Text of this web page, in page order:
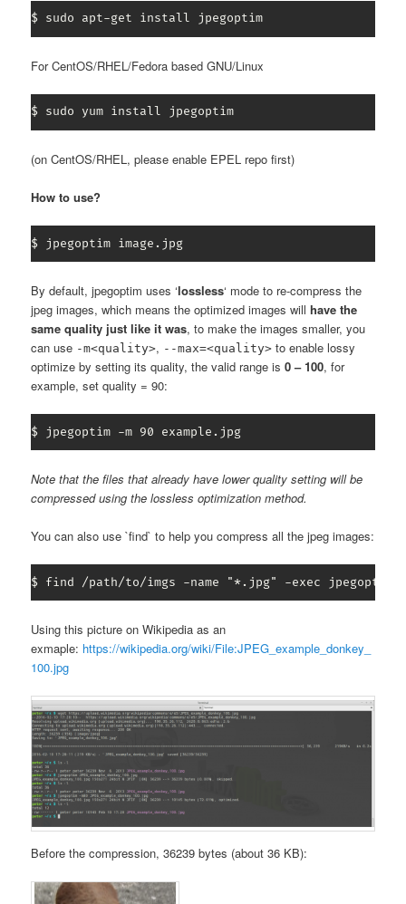
$ sudo apt-get install jpegoptim
For CentOS/RHEL/Fedora based GNU/Linux
$ sudo yum install jpegoptim
(on CentOS/RHEL, please enable EPEL repo first)
How to use?
$ jpegoptim image.jpg
By default, jpegoptim uses ‘lossless‘ mode to re-compress the
jpeg images, which means the optimized images willhave the
same quality just like it was, to make the images smaller, you
can use -m<quality>, --max=<quality> to enable lossy
optimize by setting its quality, the valid range is0 – 100, for
example, set quality = 90:
$ jpegoptim -m 90 example.jpg
Note that the files that already have lower quality setting will be
compressed using the lossless optimization method.
You can also use `find` to help you compress all the jpeg images:
$ find /path/to/imgs -name "*.jpg" -exec
Using this picture on Wikipedia as an
exmaple: https://wikipedia.org/wiki/File:JPEG_example_donkey_
100.jpg
Before the compression, 36239 bytes (about 36 KB):